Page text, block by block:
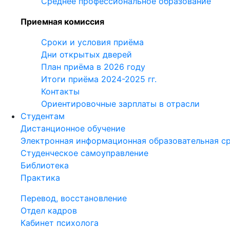
Приемная комиссия
Сроки и условия приёма
Дни открытых дверей
План приёма в 2026 году
Итоги приёма 2024-2025 гг.
Контакты
Ориентировочные зарплаты в отрасли
Студентам
Дистанционное обучение
Электронная информационная образовательная
Студенческое самоуправление
Библиотека
Практика
Перевод, восстановление
Отдел кадров
Кабинет психолога